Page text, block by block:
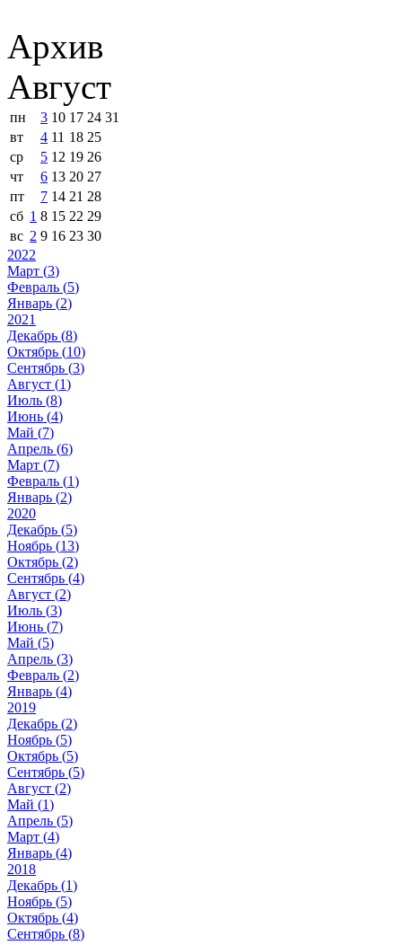
Архив
Август
пн 3 10 17 24 31
вт
4 11 18 25
ср
5 12 19 26
чт
6 13 20 27
пт
7 14 21 28
сб 1 8 15 22 29
вс 2 9 16 23 30
2022
Март (3)
Февраль (5)
Январь (2)
2021
Декабрь (8)
Октябрь (10)
Сентябрь (3)
Август (1)
Июль (8)
Июнь (4)
Май (7)
Апрель (6)
Март (7)
Февраль (1)
Январь (2)
2020
Декабрь (5)
Ноябрь (13)
Октябрь (2)
Сентябрь (4)
Август (2)
Июль (3)
Июнь (7)
Май (5)
Апрель (3)
Февраль (2)
Январь (4)
2019
Декабрь (2)
Ноябрь (5)
Октябрь (5)
Сентябрь (5)
Август (2)
Май (1)
Апрель (5)
Март (4)
Январь (4)
2018
Декабрь (1)
Ноябрь (5)
Октябрь (4)
Сентябрь (8)